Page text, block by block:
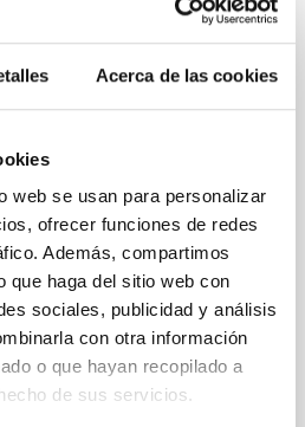
Acerca de las cookies
web se usan para personalizar
ofrecer funciones de redes
Además, compartimos
que haga del sitio web con
sociales, publicidad y análisis
con otra información
o que hayan recopilado a
de sus servicios.
a desvelar cómo el
galaxia supergigante
filamentos
y completa hasta la fecha de
que rodean la gigantesca
nuevas observaciones del
(GTC o Grantecan) y del
Hawái, el estudio revela
filiformes se mueven,
con su entorno galáctico y
negro supermasivo
acaban de publicarse en
Royal Astronomical Society .
y sus misteriosos